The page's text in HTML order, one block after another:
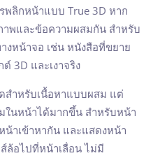
ลิกหน้าแบบ True 3D หาก
พและข้อความผสมกัน สำหรับ
หน้าจอ เช่น หนังสือที่ขยาย
3D และเงาจริง
สำหรับเนื้อหาแบบผสม แต่
ในหน้าได้มากขึ้น สำหรับหน้า
าเข้าหากัน และแสดงหน้า
ส์ล้อไปที่หน้าเลื่อน ไม่มี